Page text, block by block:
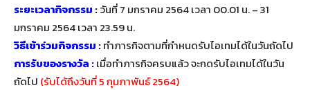
ระยะเวลากิจกรรม :วันที่ 7 มกราคม 2564 เวลา 00.01 น. – 31
มกราคม 2564 เวลา 23.59 น.
วิธีเข้าร่วมกิจกรรม :ทำภารกิจตามที่กำหนดรับไอเทมได้ในวันถัดไป
การรับของรางวัล :เมื่อทำภารกิจครบแล้ว จะกดรับไอเทมได้ในวัน
ถัดไป (รับได้ถึงวันที่ 5 กุมภาพันธ์ 2564)